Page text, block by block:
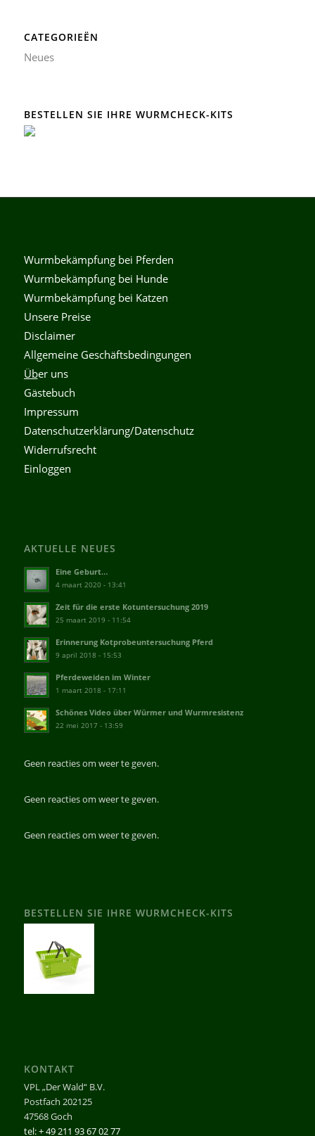
CATEGORIEËN
Neues
BESTELLEN SIE IHRE WURMCHECK-KITS
Wurmbekämpfung bei Pferden
Wurmbekämpfung bei Hunde
Wurmbekämpfung bei Katzen
Unsere Preise
Disclaimer
Allgemeine Geschäftsbedingungen
Über uns
Gästebuch
Impressum
Datenschutzerklärung/Datenschutz
Widerrufsrecht
Einloggen
AKTUELLE NEUES
Eine Geburt…
4 maart 2020 - 13:41
Zeit für die erste Kotuntersuchung 2019
25 maart 2019 - 11:54
Erinnerung Kotprobeuntersuchung Pferd
9 april 2018 - 15:53
Pferdeweiden im Winter
1 maart 2018 - 17:11
Schönes Video über Würmer und Wurmresistenz
22 mei 2017 - 13:59
Geen reacties om weer te geven.
Geen reacties om weer te geven.
Geen reacties om weer te geven.
BESTELLEN SIE IHRE WURMCHECK-KITS
KONTAKT
VPL „Der Wald“ B.V.
Postfach 202125
47568 Goch
tel: + 49 211 93 67 02 77